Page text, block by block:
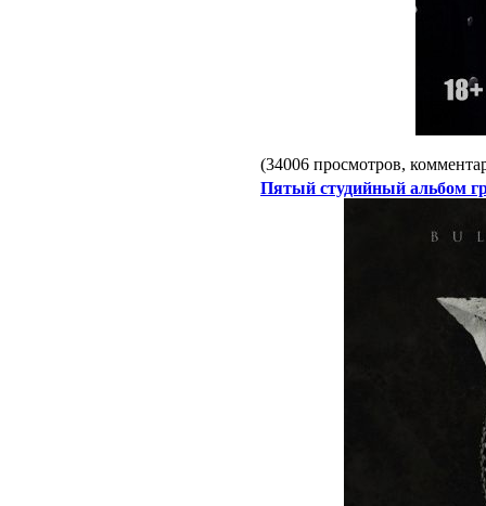
(34006 просмотров,
Пятый студийный альбом